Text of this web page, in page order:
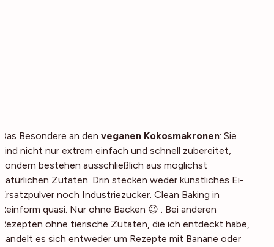
Das Besondere an den veganen Kokosmakronen: Sie
sind nicht nur extrem einfach und schnell zubereitet,
sondern bestehen ausschließlich aus möglichst
natürlichen Zutaten. Drin stecken weder künstliches Ei-
Ersatzpulver noch Industriezucker. Clean Baking in
Reinform quasi. Nur ohne Backen 😉 . Bei anderen
Rezepten ohne tierische Zutaten, die ich entdeckt habe,
handelt es sich entweder um Rezepte mit Banane oder